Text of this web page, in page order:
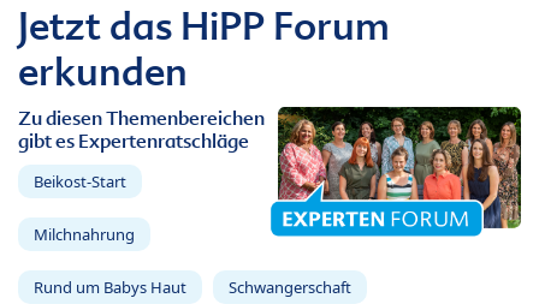
Jetzt das HiPP Forum
erkunden
Zu diesen Themenbereichen
gibt es Expertenratschläge
Beikost-Start
Milchnahrung
Rund um Babys Haut Schwangerschaft